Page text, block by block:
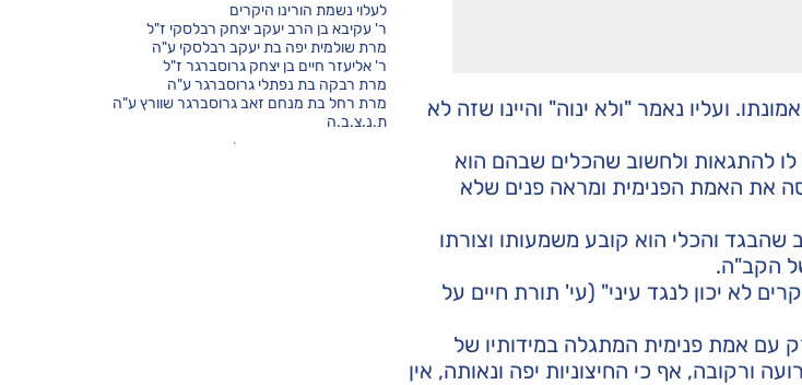
ועליו נאמר "ולא ינוה" והיינו שזה לא
לו להתגאות ולחשוב שהכלים שבהם הוא
את האמת הפנימית ומראה פנים שלא
והכלי הוא קובע משמעותו וצורתו
הקב"ה.
לא יכון לנגד עיני" (עי' תורת חיים על
עם אמת פנימית המתגלה במידותיו של
ורקובה, אף כי החיצוניות יפה ונאותה, אין
לעלוי נשמת הורינו היקרים
ר' עקיבא בן הרב יעקב יצחק רבלסקי ז"ל
מרת שולמית יפה בת יעקב רבלסקי ע"ה
ר' אליעזר חיים בן יצחק גרוסברגר ז"ל
מרת רבקה בת נפתלי גרוסברגר ע"ה
מרת רחל בת מנחם זאב גרוסברגר שוורץ ע"ה
ת.נ.צ.ב.ה